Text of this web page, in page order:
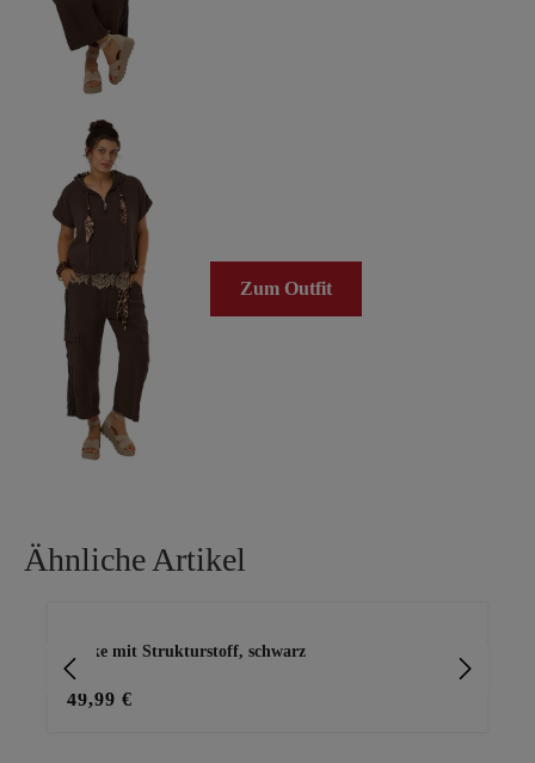
Zum Outfit
Ähnliche Artikel
Jacke mit Strukturstoff, schwarz
49,99 €